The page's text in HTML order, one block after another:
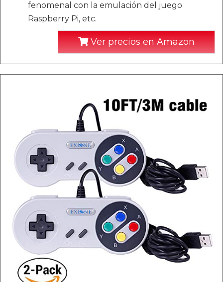
fenomenal con la emulación del juego
Raspberry Pi, etc.
Ver precios en Amazon